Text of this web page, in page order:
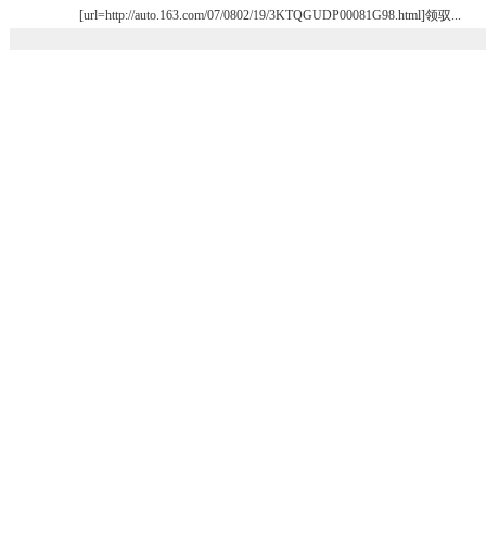
[url=http://auto.163.com/07/0802/19/3KTQGUDP00081G98.html]领驭...